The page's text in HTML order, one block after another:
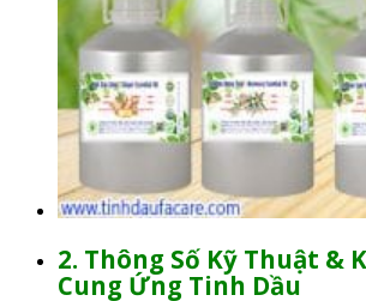
2. Thông Số Kỹ Thuật &
Cung Ứng Tinh Dầu